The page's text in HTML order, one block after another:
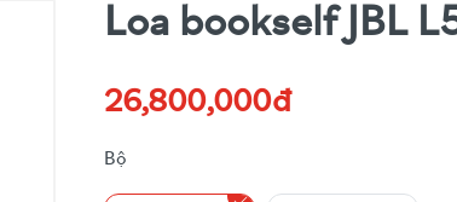
Loa bookself JBL
26,800,000đ
Bộ